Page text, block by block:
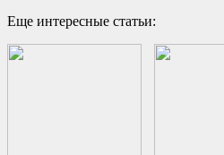
Еще интересные статьи: